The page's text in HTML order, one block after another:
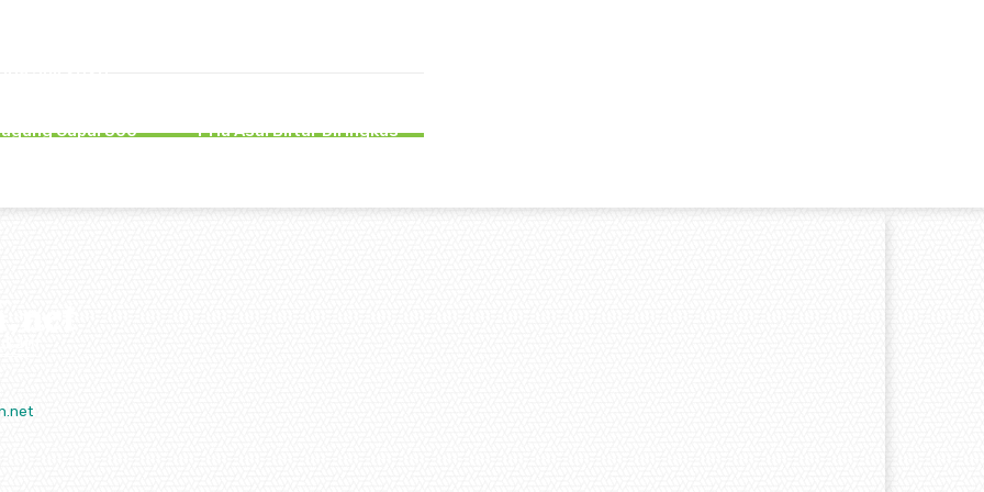
Capai 300
Pria Asal Blitar Diringkus